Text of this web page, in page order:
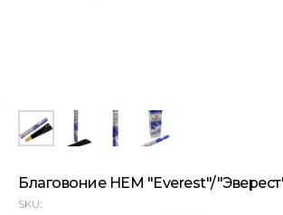
Благовоние HEM "Everest"/
SKU: